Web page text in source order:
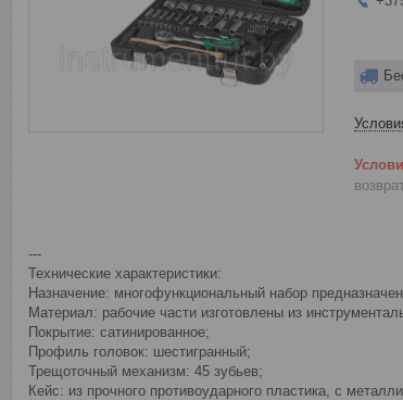
---
Технические характеристики:
Назначение: многофункциональный набор
Материал: рабочие части изготовлены из
Покрытие: сатинированное;
Профиль головок: шестигранный;
Трещоточный механизм: 45 зубьев;
Кейс: из прочного противоударного пластика, с